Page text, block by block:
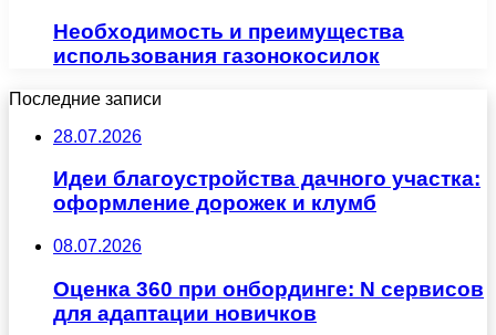
Необходимость и преимущества
использования газонокосилок
Последние записи
28.07.2026
Идеи благоустройства дачного участка:
оформление дорожек и клумб
08.07.2026
Оценка 360 при онбординге: N сервисов
для адаптации новичков